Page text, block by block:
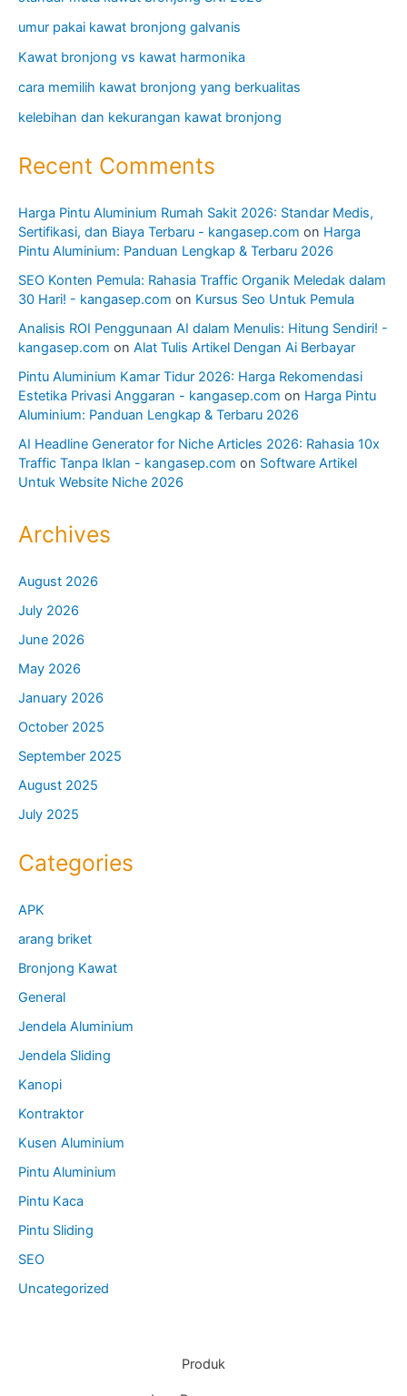
umur pakai kawat bronjong galvanis
Kawat bronjong vs kawat harmonika
cara memilih kawat bronjong yang berkualitas
kelebihan dan kekurangan kawat bronjong
Recent Comments
Harga Pintu Aluminium Rumah Sakit 2026: Standar Medis,
Sertifikasi, dan Biaya Terbaru - kangasep.com on Harga
Pintu Aluminium: Panduan Lengkap & Terbaru 2026
SEO Konten Pemula: Rahasia Traffic Organik Meledak dalam
30 Hari! - kangasep.com on Kursus Seo Untuk Pemula
Analisis ROI Penggunaan AI dalam Menulis: Hitung Sendiri! -
kangasep.com on Alat Tulis Artikel Dengan Ai Berbayar
Pintu Aluminium Kamar Tidur 2026: Harga Rekomendasi
Estetika Privasi Anggaran - kangasep.com on Harga Pintu
Aluminium: Panduan Lengkap & Terbaru 2026
AI Headline Generator for Niche Articles 2026: Rahasia 10x
Traffic Tanpa Iklan - kangasep.com on Software Artikel
Untuk Website Niche 2026
Archives
August 2026
July 2026
June 2026
May 2026
January 2026
October 2025
September 2025
August 2025
July 2025
Categories
APK
arang briket
Bronjong Kawat
General
Jendela Aluminium
Jendela Sliding
Kanopi
Kontraktor
Kusen Aluminium
Pintu Aluminium
Pintu Kaca
Pintu Sliding
SEO
Uncategorized
Produk